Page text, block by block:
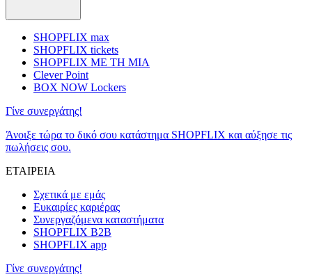
SHOPFLIX max
SHOPFLIX tickets
SHOPFLIX ΜΕ ΤΗ ΜΙΑ
Clever Point
BOX NOW Lockers
Γίνε συνεργάτης!
Άνοιξε τώρα το δικό σου κατάστημα SHOPFLIX και αύξησε τις
πωλήσεις σου.
ΕΤΑΙΡΕΙΑ
Σχετικά με εμάς
Ευκαιρίες καριέρας
Συνεργαζόμενα καταστήματα
SHOPFLIX B2B
SHOPFLIX app
Γίνε συνεργάτης!